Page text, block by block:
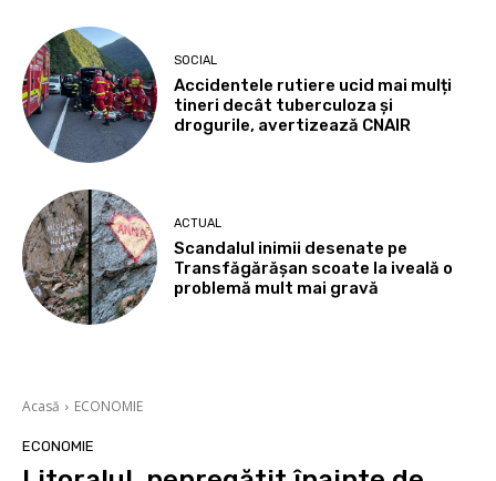
SOCIAL
Accidentele rutiere ucid mai mulți
tineri decât tuberculoza și
drogurile, avertizează CNAIR
ACTUAL
Scandalul inimii desenate pe
Transfăgărășan scoate la iveală o
problemă mult mai gravă